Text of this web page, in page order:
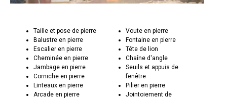
Taille et pose de pierre
Balustre en pierre
Escalier en pierre
Cheminée en pierre
Jambage en pierre
Corniche en pierre
Linteaux en pierre
Arcade en pierre
Voute en pierre
Fontaine en pierre
Tête de lion
Chaîne d'angle
Seuils et appuis de
fenêtre
Pilier en pierre
Jointoiement de